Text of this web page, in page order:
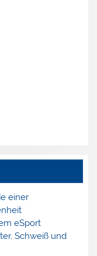
einer
eSport
Schweiß und